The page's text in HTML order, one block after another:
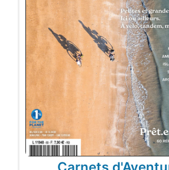
Carnets